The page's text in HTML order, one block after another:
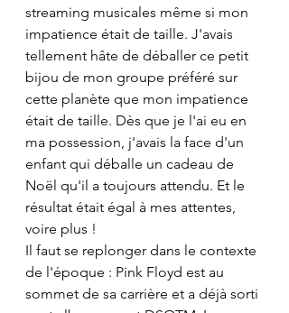
streaming musicales même si mon
impatience était de taille. J'avais
tellement hâte de déballer ce petit
bijou de mon groupe préféré sur
cette planète que mon impatience
était de taille. Dès que je l'ai eu en
ma possession, j'avais la face d'un
enfant qui déballe un cadeau de
Noël qu'il a toujours attendu. Et le
résultat était égal à mes attentes,
voire plus !
Il faut se replonger dans le contexte
de l'époque : Pink Floyd est au
sommet de sa carrière et a déjà sorti